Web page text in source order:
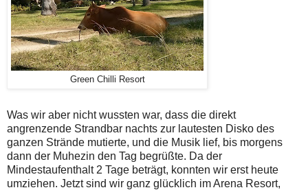
Green Chilli Resort
Was wir aber nicht wussten war, dass die direkt
angrenzende Strandbar nachts zur lautesten Disko des
ganzen Strände mutierte, und die Musik lief, bis morgens
dann der Muhezin den Tag begrüßte. Da der
Mindestaufenthalt 2 Tage beträgt, konnten wir erst heute
umziehen. Jetzt sind wir ganz glücklich im Arena Resort,